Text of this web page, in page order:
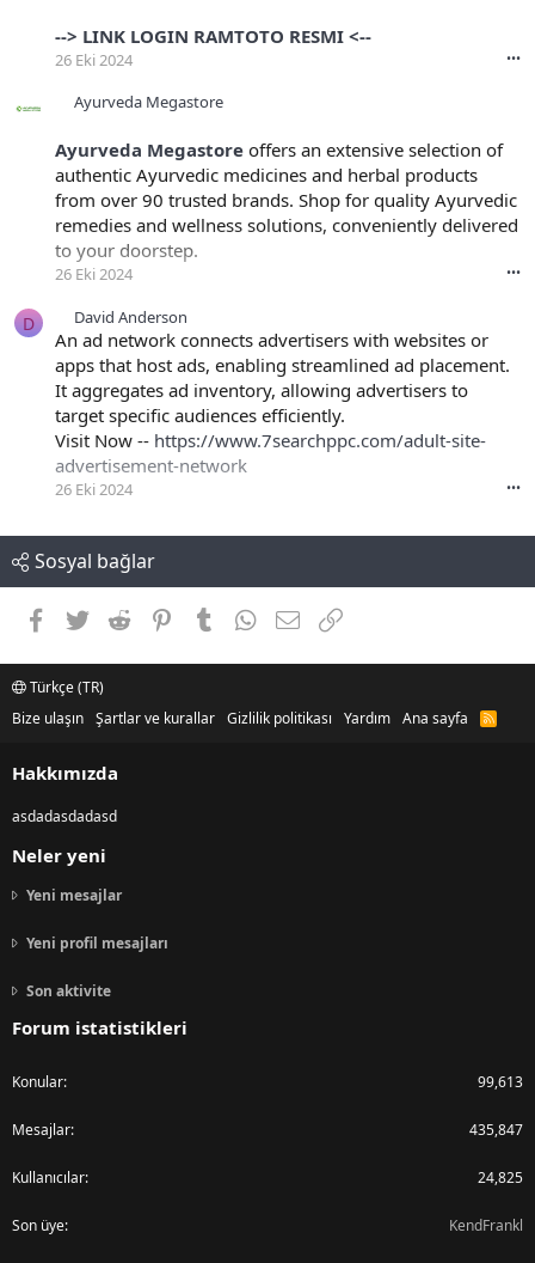
--> LINK LOGIN RAMTOTO RESMI <--
26 Eki 2024 •••
Ayurveda Megastore
Ayurveda Megastore offers an extensive selection of
authentic Ayurvedic medicines and herbal products
from over 90 trusted brands. Shop for quality Ayurvedic
remedies and wellness solutions, conveniently delivered
to your doorstep.
26 Eki 2024 •••
D David Anderson
An ad network connects advertisers with websites or
apps that host ads, enabling streamlined ad placement.
It aggregates ad inventory, allowing advertisers to
target specific audiences efficiently.
Visit Now -- https://www.7searchppc.com/adult-site-
advertisement-network
26 Eki 2024 •••
Sosyal bağlar
Facebook
TwitterReddit PinterestTumblr WhatsApp
E-postaLink
Türkçe (TR)
Bize ulaşın Şartlar ve kurallar Gizlilik politikası Yardım Ana sayfa
R
Hakkımızda
asdadasdadasd
Neler yeni
Yeni mesajlar
Yeni profil mesajları
Son aktivite
Forum istatistikleri
Konular 99,613
Mesajlar 435,847
Kullanıcılar 24,825
Son üye KendFrankl